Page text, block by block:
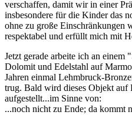
verschaffen, damit wir in einer
insbesondere für die Kinder das
ohne zu große Einschränkungen
respektabel und erfüllt mich mit
Jetzt gerade arbeite ich an
Dolomit und Edelstahl auf
Jahren einmal Lehmbruck-
trug. Bald wird dieses Objekt auf
aufgestellt...im Sinne von:
...noch nicht zu Ende; da kommt